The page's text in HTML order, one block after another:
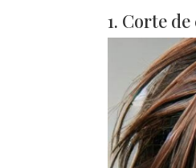
1. Corte